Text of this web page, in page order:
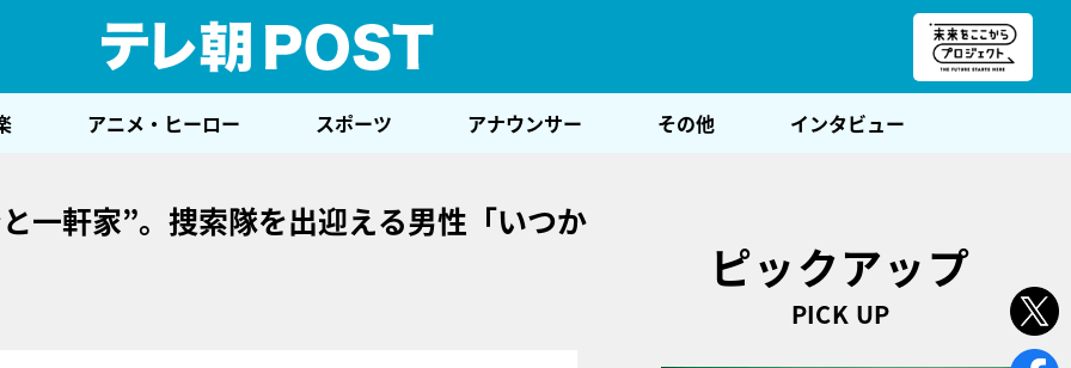
アニメ・ヒーロー スポーツ アナウンサー その他 インタビュー
一軒家”。捜索隊を出迎える男性「いつか
ピックアップ
PICK UP